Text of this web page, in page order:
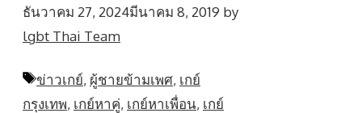
ธันวาคม 27, 2024มีนาคม 8, 2019 by
lgbt Thai Team
Tags
ข่าวเกย์, ผู้ชายข้ามเพศ, เกย์
กรุงเทพ, เกย์หาคู่, เกย์หาเพื่อน, เกย์